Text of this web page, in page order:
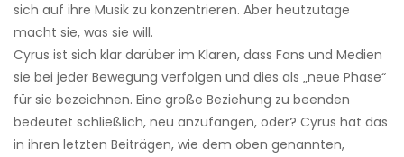
sich auf ihre Musik zu konzentrieren. Aber heutzutage
macht sie, was sie will.
Cyrus ist sich klar darüber im Klaren, dass Fans und Medien
sie bei jeder Bewegung verfolgen und dies als „neue Phase“
für sie bezeichnen. Eine große Beziehung zu beenden
bedeutet schließlich, neu anzufangen, oder? Cyrus hat das
in ihren letzten Beiträgen, wie dem oben genannten,